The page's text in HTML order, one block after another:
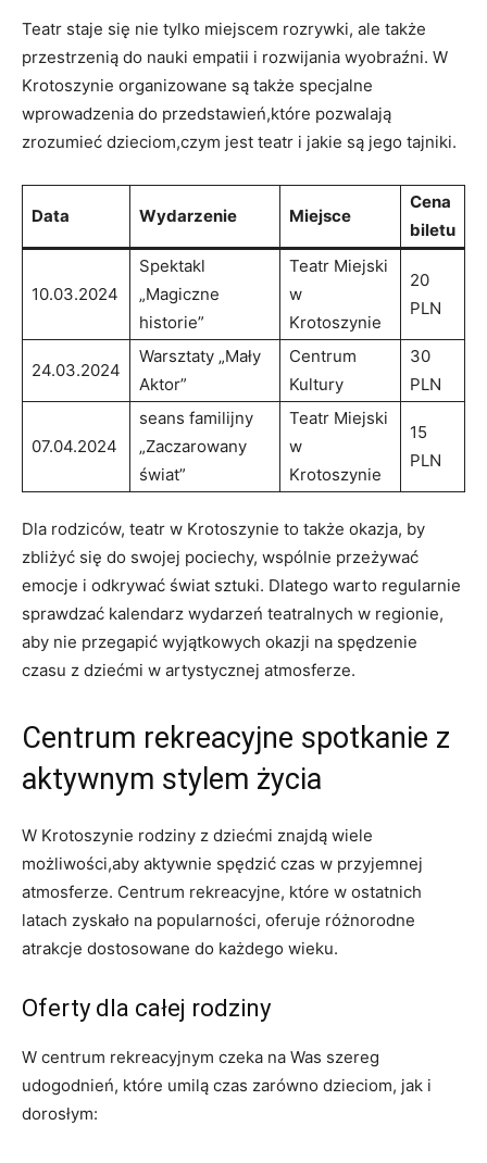
Teatr staje się nie tylko miejscem rozrywki, ale także
przestrzenią do nauki empatii i rozwijania wyobraźni. W
Krotoszynie organizowane są także specjalne
wprowadzenia do przedstawień,które pozwalają
zrozumieć dzieciom,czym jest teatr i jakie są jego tajniki.
Data Wydarzenie Miejsce
Cena
biletu
10.03.2024
Spektakl
„Magiczne
historie”
Teatr Miejski
w
Krotoszynie
20
PLN
24.03.2024
Warsztaty „Mały
Aktor”
Centrum
Kultury
30
PLN
07.04.2024
seans familijny
„Zaczarowany
świat”
Teatr Miejski
w
Krotoszynie
15
PLN
Dla rodziców, teatr w Krotoszynie to także okazja, by
zbliżyć się do swojej pociechy, wspólnie przeżywać
emocje i odkrywać świat sztuki. Dlatego warto regularnie
sprawdzać kalendarz wydarzeń teatralnych w regionie,
aby nie przegapić wyjątkowych okazji na spędzenie
czasu z dziećmi w artystycznej atmosferze.
Centrum rekreacyjne spotkanie z
aktywnym stylem życia
W Krotoszynie rodziny z dziećmi znajdą wiele
możliwości,aby aktywnie spędzić czas w przyjemnej
atmosferze. Centrum rekreacyjne, które w ostatnich
latach zyskało na popularności, oferuje różnorodne
atrakcje dostosowane do każdego wieku.
Oferty dla całej rodziny
W centrum rekreacyjnym czeka na Was szereg
udogodnień, które umilą czas zarówno dzieciom, jak i
dorosłym: